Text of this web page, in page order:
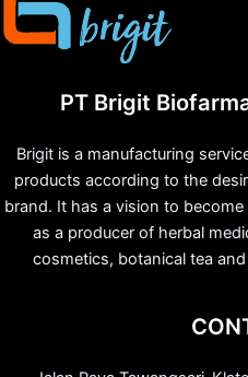
PT Brigit
Brigit is a manufacturing
products according to the
brand. It has a vision to
as a producer of herbal
cosmetics, botanical tea